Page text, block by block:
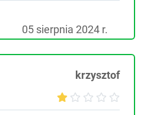
05 sierpnia 2024 r.
krzysztof